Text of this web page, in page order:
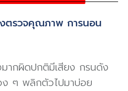
ตรวจคุณภาพ การนอน
ากผิดปกติมีเสียง กรนดัง
ๆ พลิกตัวไปมาบ่อย